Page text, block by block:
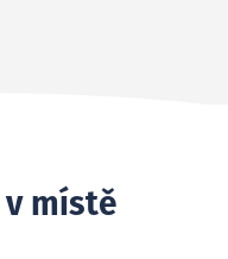
místě